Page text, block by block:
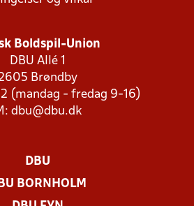
Boldspil-Union
DBU Allé 1
Brøndby
(mandag - fredag 9-16)
dbu@dbu.dk
DBU
BORNHOLM